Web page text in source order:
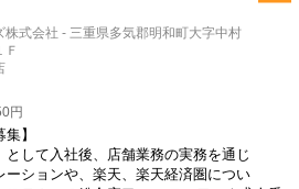
式会社 - 三重県多気郡明和町大字中村
円
】
として入社後、店舗業務の実務を通じ
ションや、楽天、楽天経済圏につい